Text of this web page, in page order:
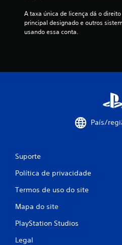
A taxa única de licença dá o
principal designado e outros
usando essa conta.
País/
Suporte
Política de privacidade
Termos de uso do site
Mapa do site
PlayStation Studios
Legal